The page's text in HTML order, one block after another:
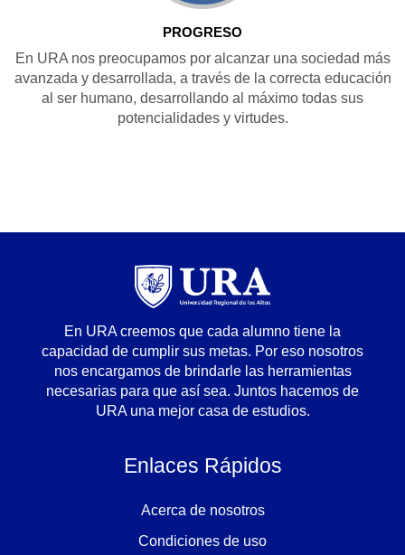
PROGRESO
En URA nos preocupamos por alcanzar una sociedad más
avanzada y desarrollada, a través de la correcta educación
al ser humano, desarrollando al máximo todas sus
potencialidades y virtudes.
En URA creemos que cada alumno tiene la
capacidad de cumplir sus metas. Por eso nosotros
nos encargamos de brindarle las herramientas
necesarias para que así sea. Juntos hacemos de
URA una mejor casa de estudios.
Enlaces Rápidos
Acerca de nosotros
Condiciones de uso